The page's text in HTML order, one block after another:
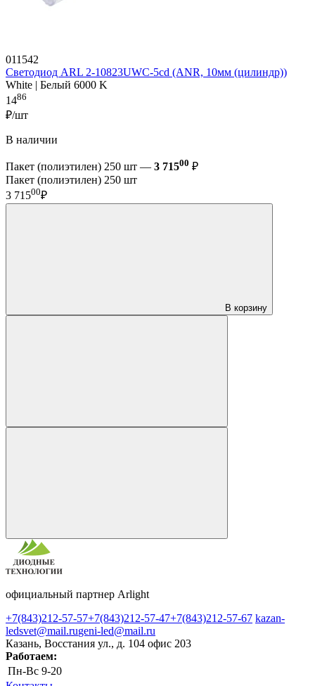
011542
Светодиод ARL 2-10823UWC-5cd (ANR, 10мм (цилиндр))
White | Белый 6000 K
1486
₽/шт
В наличии
Пакет (полиэтилен) 250 шт — 3 71500 ₽
Пакет (полиэтилен) 250 шт
3 71500₽
В корзину
официальный партнер Arlight
+7(843)212-57-57+7(843)212-57-47+7(843)212-57-67 kazan-
ledsvet@mail.rugeni-led@mail.ru
Казань, Восстания ул., д. 104 офис 203
Работаем:
Пн-Вс 9-20